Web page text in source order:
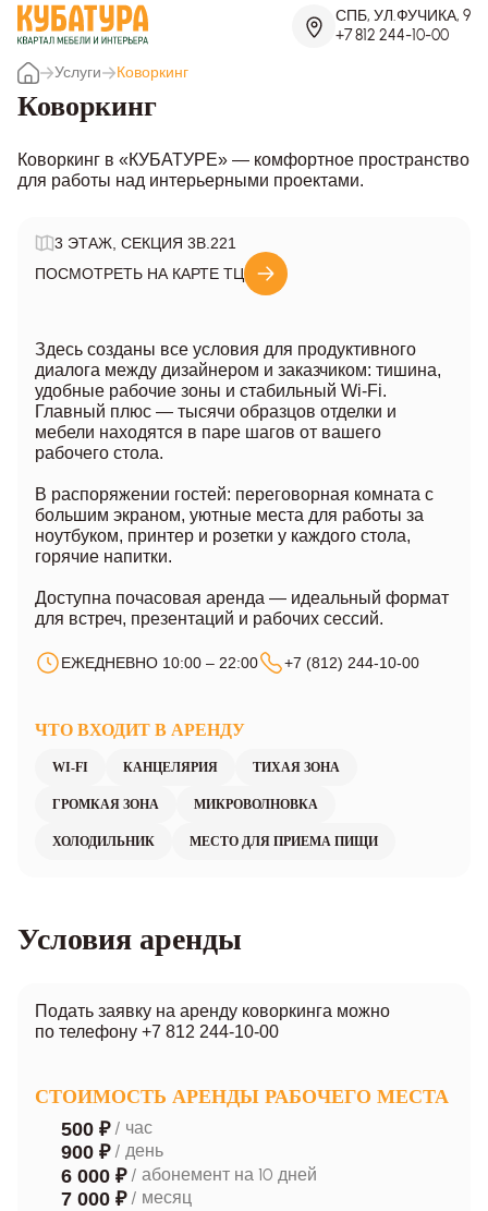
СПБ, УЛ.ФУЧИКА, 9
+7 812 244-10-00
Услуги
Коворкинг
Коворкинг
Коворкинг в «КУБАТУРЕ» — комфортное пространство
для работы над интерьерными проектами.
3 ЭТАЖ, СЕКЦИЯ 3В.221
ПОСМОТРЕТЬ НА КАРТЕ ТЦ
Здесь созданы все условия для продуктивного
диалога между дизайнером и заказчиком: тишина,
удобные рабочие зоны и стабильный Wi-Fi.
Главный плюс — тысячи образцов отделки и
мебели находятся в паре шагов от вашего
рабочего стола.
В распоряжении гостей: переговорная комната с
большим экраном, уютные места для работы за
ноутбуком, принтер и розетки у каждого стола,
горячие напитки.
Доступна почасовая аренда — идеальный формат
для встреч, презентаций и рабочих сессий.
ЕЖЕДНЕВНО 10:00 – 22:00 +7 (812) 244-10-00
ЧТО ВХОДИТ В АРЕНДУ
WI-FI КАНЦЕЛЯРИЯ ТИХАЯ ЗОНА
ГРОМКАЯ ЗОНА МИКРОВОЛНОВКА
ХОЛОДИЛЬНИК МЕСТО ДЛЯ ПРИЕМА ПИЩИ
Условия аренды
Подать заявку на аренду коворкинга можно
по телефону +7 812 244‑10‑00
СТОИМОСТЬ АРЕНДЫ РАБОЧЕГО МЕСТА
500 ₽/ час
900 ₽/ день
6 000 ₽/ абонемент на 10 дней
7 000 ₽/ месяц